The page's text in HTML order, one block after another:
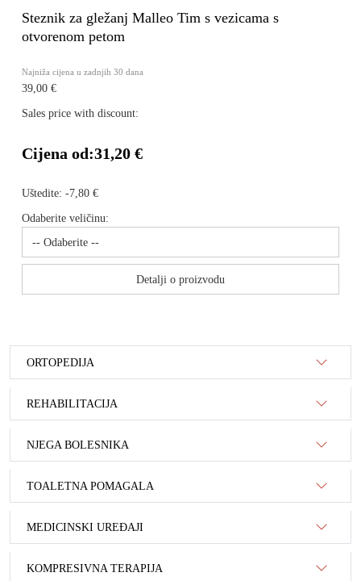
Steznik za gležanj Malleo Tim s vezicama s
otvorenom petom
Najniža cijena u zadnjih 30 dana
39,00 €
Sales price with discount:
Cijena od:31,20 €
Uštedite: -7,80 €
Odaberite veličinu:
Detalji o proizvodu
ORTOPEDIJA
REHABILITACIJA
NJEGA BOLESNIKA
TOALETNA POMAGALA
MEDICINSKI UREĐAJI
KOMPRESIVNA TERAPIJA